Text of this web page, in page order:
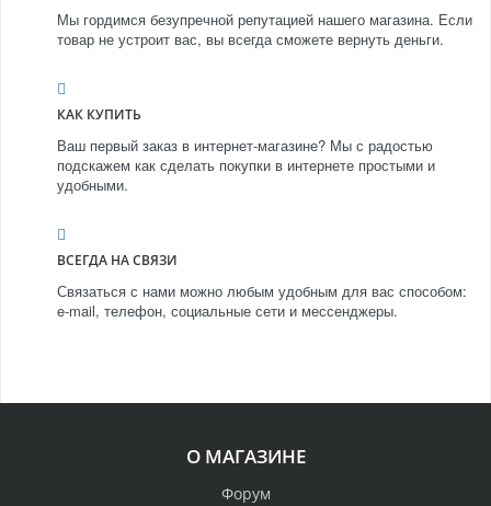
Мы гордимся безупречной репутацией нашего магазина. Если
товар не устроит вас, вы всегда сможете вернуть деньги.
КАК КУПИТЬ
Ваш первый заказ в интернет-магазине? Мы с радостью
подскажем как сделать покупки в интернете простыми и
удобными.
ВСЕГДА НА СВЯЗИ
Связаться с нами можно любым удобным для вас способом:
e-mail, телефон, социальные сети и мессенджеры.
О МАГАЗИНЕ
Форум